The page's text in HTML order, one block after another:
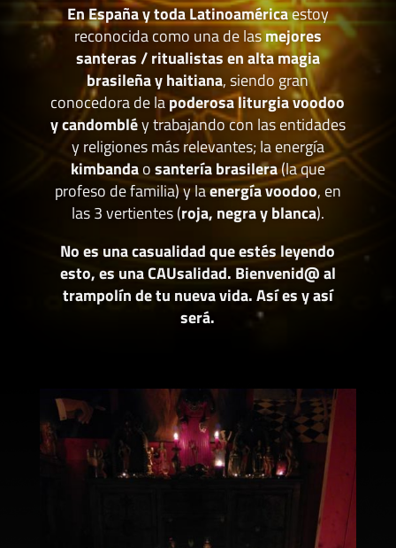
En España y toda Latinoaméricaestoy
reconocida como una de lasmejores
santeras / ritualistas en alta magia
brasileña y haitiana, siendo gran
conocedora de lapoderosa liturgia voodoo
y candombléy trabajando con las entidades
y religiones más relevantes; la energía
kimbandaosantería brasilera(la que
profeso de familia) y laenergía voodoo, en
las 3 vertientes (roja, negra y blanca).
No es una casualidad que estés leyendo
esto, es una CAUsalidad. Bienvenid@ al
trampolín de tu nueva vida. Así es y así
será.